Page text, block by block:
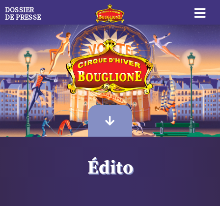
Passer
au
contenu
DOSSIER
DE PRESSE
Édito